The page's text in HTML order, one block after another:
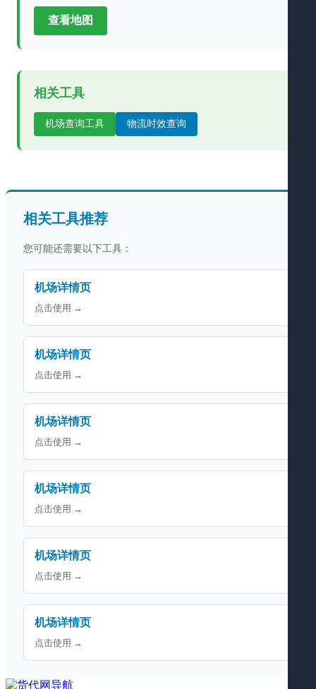
查看地图
相关工具
机场查询工具 物流时效查询
相关工具推荐
您可能还需要以下工具：
机场详情页
点击使用 →
机场详情页
点击使用 →
机场详情页
点击使用 →
机场详情页
点击使用 →
机场详情页
点击使用 →
机场详情页
点击使用 →